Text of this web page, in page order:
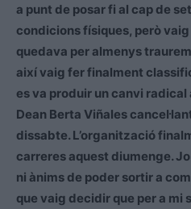
a punt de posar fi al cap de
condicions físiques, però
quedava per almenys
així vaig fer finalment
es va produir un canvi
Dean Berta Viñales
dissabte. L’organització
carreres aquest diumenge.
ni ànims de poder sortir a
que vaig decidir que per a mi